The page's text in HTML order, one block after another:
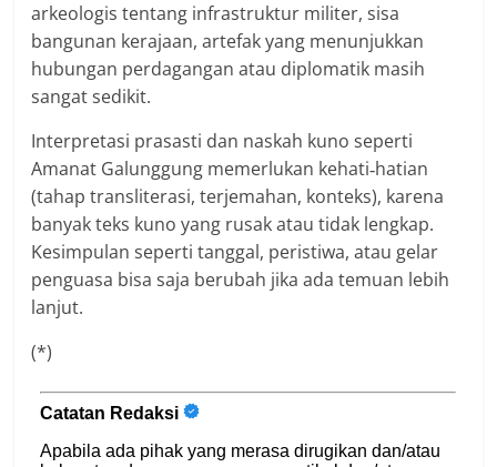
arkeologis tentang infrastruktur militer, sisa
bangunan kerajaan, artefak yang menunjukkan
hubungan perdagangan atau diplomatik masih
sangat sedikit.
Interpretasi prasasti dan naskah kuno seperti
Amanat Galunggung memerlukan kehati‐hatian
(tahap transliterasi, terjemahan, konteks), karena
banyak teks kuno yang rusak atau tidak lengkap.
Kesimpulan seperti tanggal, peristiwa, atau gelar
penguasa bisa saja berubah jika ada temuan lebih
lanjut.
(*)